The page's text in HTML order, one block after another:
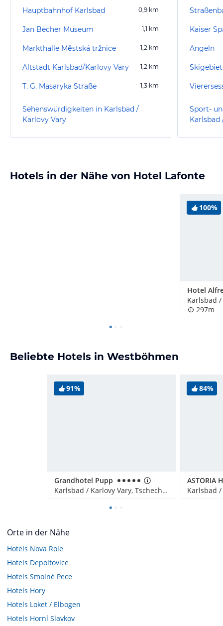
Hauptbahnhof Karlsbad 0,9 km
Jan Becher Museum 1,1 km
Markthalle Městská tržnice 1,2 km
Altstadt Karlsbad/Karlovy Vary 1,2 km
T. G. Masaryka Straße 1,3 km
Sehenswürdigkeiten in Karlsbad /
Karlovy Vary
Kaiser
Angeln
Sport-
Karlsbad
Hotels in der Nähe von Hotel Lafonte
100%
Hotel
297m
Beliebte Hotels in Westböhmen
91%
Grandhotel Pupp
Karlsbad / Karlovy Vary, Tschechien
84%
Orte in der Nähe
Hotels Nova Role
Hotels Depoltovice
Hotels Smolné Pece
Hotels Hory
Hotels Loket / Elbogen
Hotels Horní Slavkov